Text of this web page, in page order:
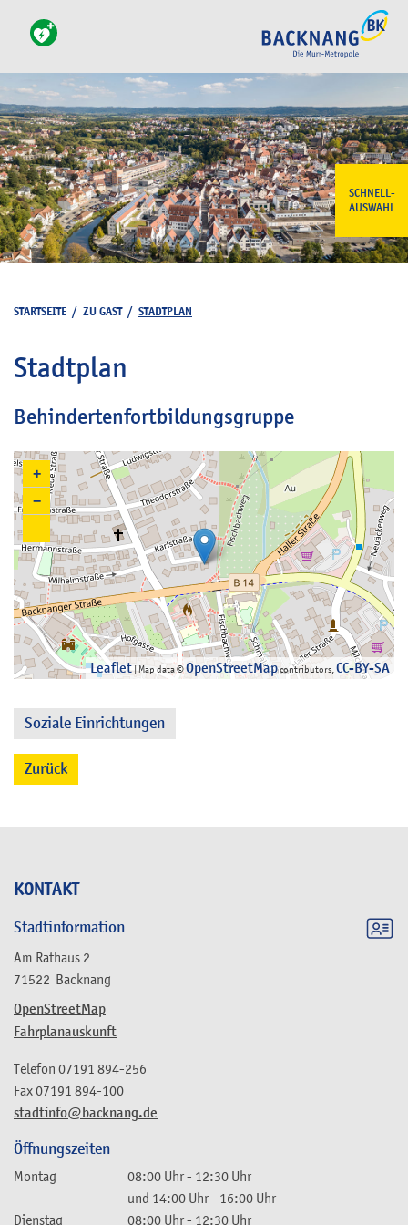
SCHNELL-
AUSWAHL
KONTAKT
Stadtinformation
Am Rathaus 2
71522 Backnang
OpenStreetMap
Fahrplanauskunft
stadtinfo@backnang.de
Telefon 07191 894-256
Fax07191 894-100
Öffnungszeiten
Montag 08:00 Uhr- 12:30 Uhr
und 14:00 Uhr- 16:00 Uhr
Dienstag
08:00 Uhr- 12:30 Uhr
STARTSEITE / ZU GAST/ STADTPLAN
Stadtplan
Behindertenfortbildungsgruppe
+
−
Leaflet| Map data ©OpenStreetMapcontributors, CC-BY-SA
Soziale Einrichtungen
Zurück